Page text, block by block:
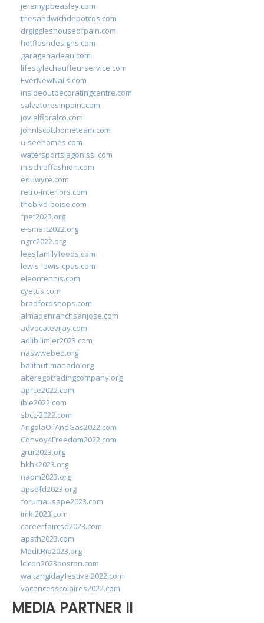
jeremypbeasley.com
thesandwichdepotcos.com
drgiggleshouseofpain.com
hotflashdesigns.com
garagenadeau.com
lifestylechauffeurservice.com
EverNewNails.com
insideoutdecoratingcentre.com
salvatoresinpoint.com
jovialfloralco.com
johnlscotthometeam.com
u-seehomes.com
watersportslagonissi.com
mischieffashion.com
eduwyre.com
retro-interiors.com
theblvd-boise.com
fpet2023.org
e-smart2022.org
ngrc2022.org
leesfamilyfoods.com
lewis-lewis-cpas.com
eleontennis.com
cyetus.com
bradfordshops.com
almadenranchsanjose.com
advocatevijay.com
adlibilimler2023.com
naswwebed.org
balithut-manado.org
alteregotradingcompany.org
aprce2022.com
ibie2022.com
sbcc-2022.com
AngolaOilAndGas2022.com
Convoy4Freedom2022.com
grur2023.org
hkhk2023.org
napm2023.org
apsdfd2023.org
forumausape2023.com
imkl2023.com
careerfaircsd2023.com
apsth2023.com
MedItRio2023.org
lcicon2023boston.com
waitangidayfestival2022.com
vacancesscolaires2022.com
MEDIA PARTNER II